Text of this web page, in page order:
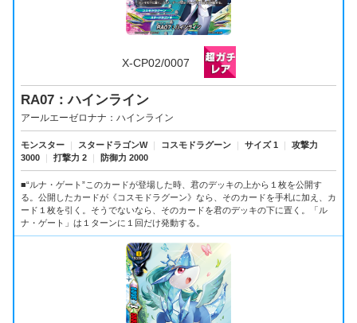
X-CP02/0007
RA07：ハインライン
アールエーゼロナナ：ハインライン
モンスター ｜ スタードラゴンW ｜ コスモドラグーン ｜ サイズ 1 ｜
攻撃力
3000
｜ 打撃力 2 ｜ 防御力 2000
■“ルナ・ゲート”このカードが登場した時、君のデッキの上から１枚を公開す
る。公開したカードが《コスモドラグーン》なら、そのカードを手札に加え、カ
ード１枚を引く。そうでないなら、そのカードを君のデッキの下に置く。「ル
ナ・ゲート」は１ターンに１回だけ発動する。